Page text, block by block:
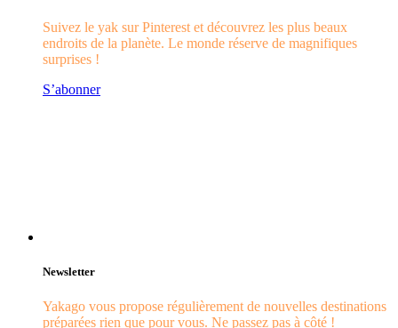
Suivez le yak sur Pinterest et découvrez les plus beaux
endroits de la planète. Le monde réserve de magnifiques
surprises !
S’abonner
Newsletter
Yakago vous propose régulièrement de nouvelles destinations
préparées rien que pour vous. Ne passez pas à côté !